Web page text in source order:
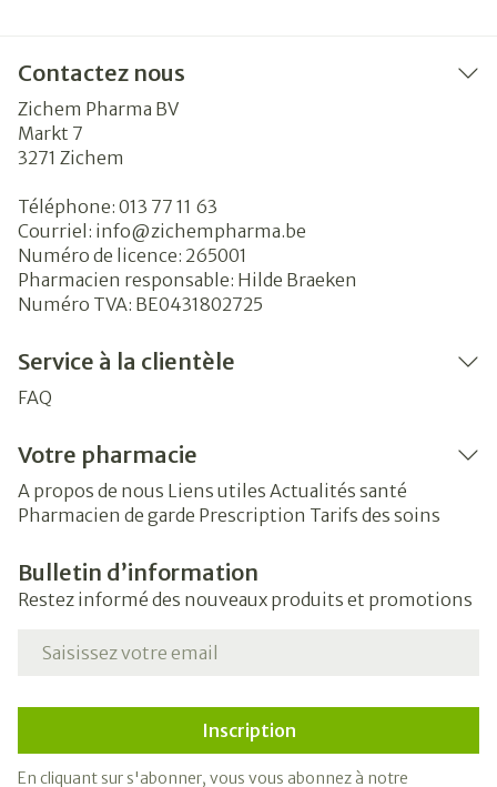
Contactez nous
Zichem Pharma BV
Markt 7
3271 Zichem
Téléphone: 013 77 11 63
Courriel: info@zichempharma.be
Numéro de licence: 265001
Pharmacien responsable: Hilde Braeken
Numéro TVA: BE0431802725
Service à la clientèle
FAQ
Votre pharmacie
A propos de nous Liens utiles Actualités santé
Pharmacien de garde Prescription Tarifs des soins
Bulletin d’information
Restez informé des nouveaux produits et promotions
Adresse mail
Inscription
En cliquant sur s'abonner, vous vous abonnez à notre